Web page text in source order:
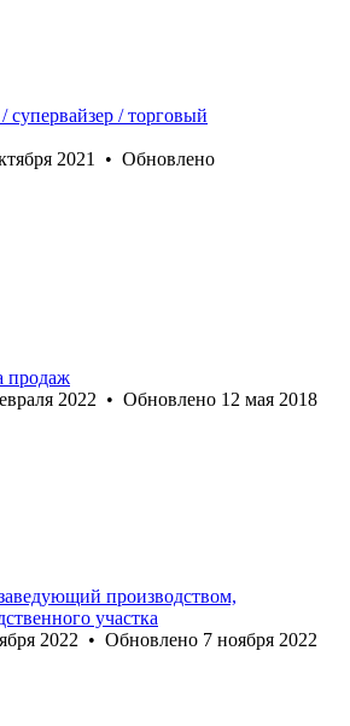
супервайзер / торговый
2021 • Обновлено
продаж
2022 • Обновлено 12 мая 2018
производством,
участка
2022 • Обновлено 7 ноября 2022